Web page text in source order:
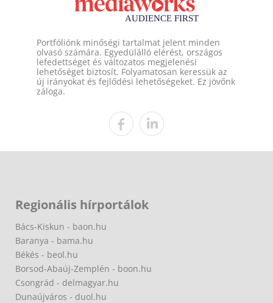
Portfóliónk minőségi tartalmat jelent minden
olvasó számára. Egyedülálló elérést, országos
lefedettséget és változatos megjelenési
lehetőséget biztosít. Folyamatosan keressük az
új irányokat és fejlődési lehetőségeket. Ez jövőnk
záloga.
Regionális hírportálok
Bács-Kiskun - baon.hu
Baranya - bama.hu
Békés - beol.hu
Borsod-Abaúj-Zemplén - boon.hu
Csongrád - delmagyar.hu
Dunaújváros - duol.hu